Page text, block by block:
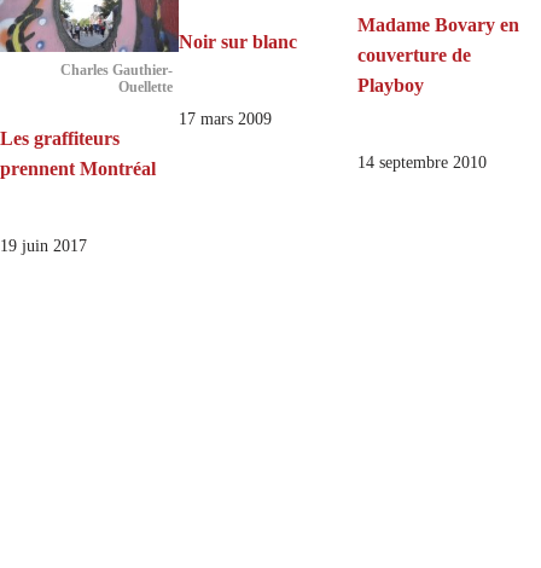
Charles Gauthier-
Ouellette
Les graffiteurs
prennent Montréal
19 juin 2017
Noir sur blanc
17 mars 2009
Madame Bovary en
couverture de
Playboy
14 septembre 2010